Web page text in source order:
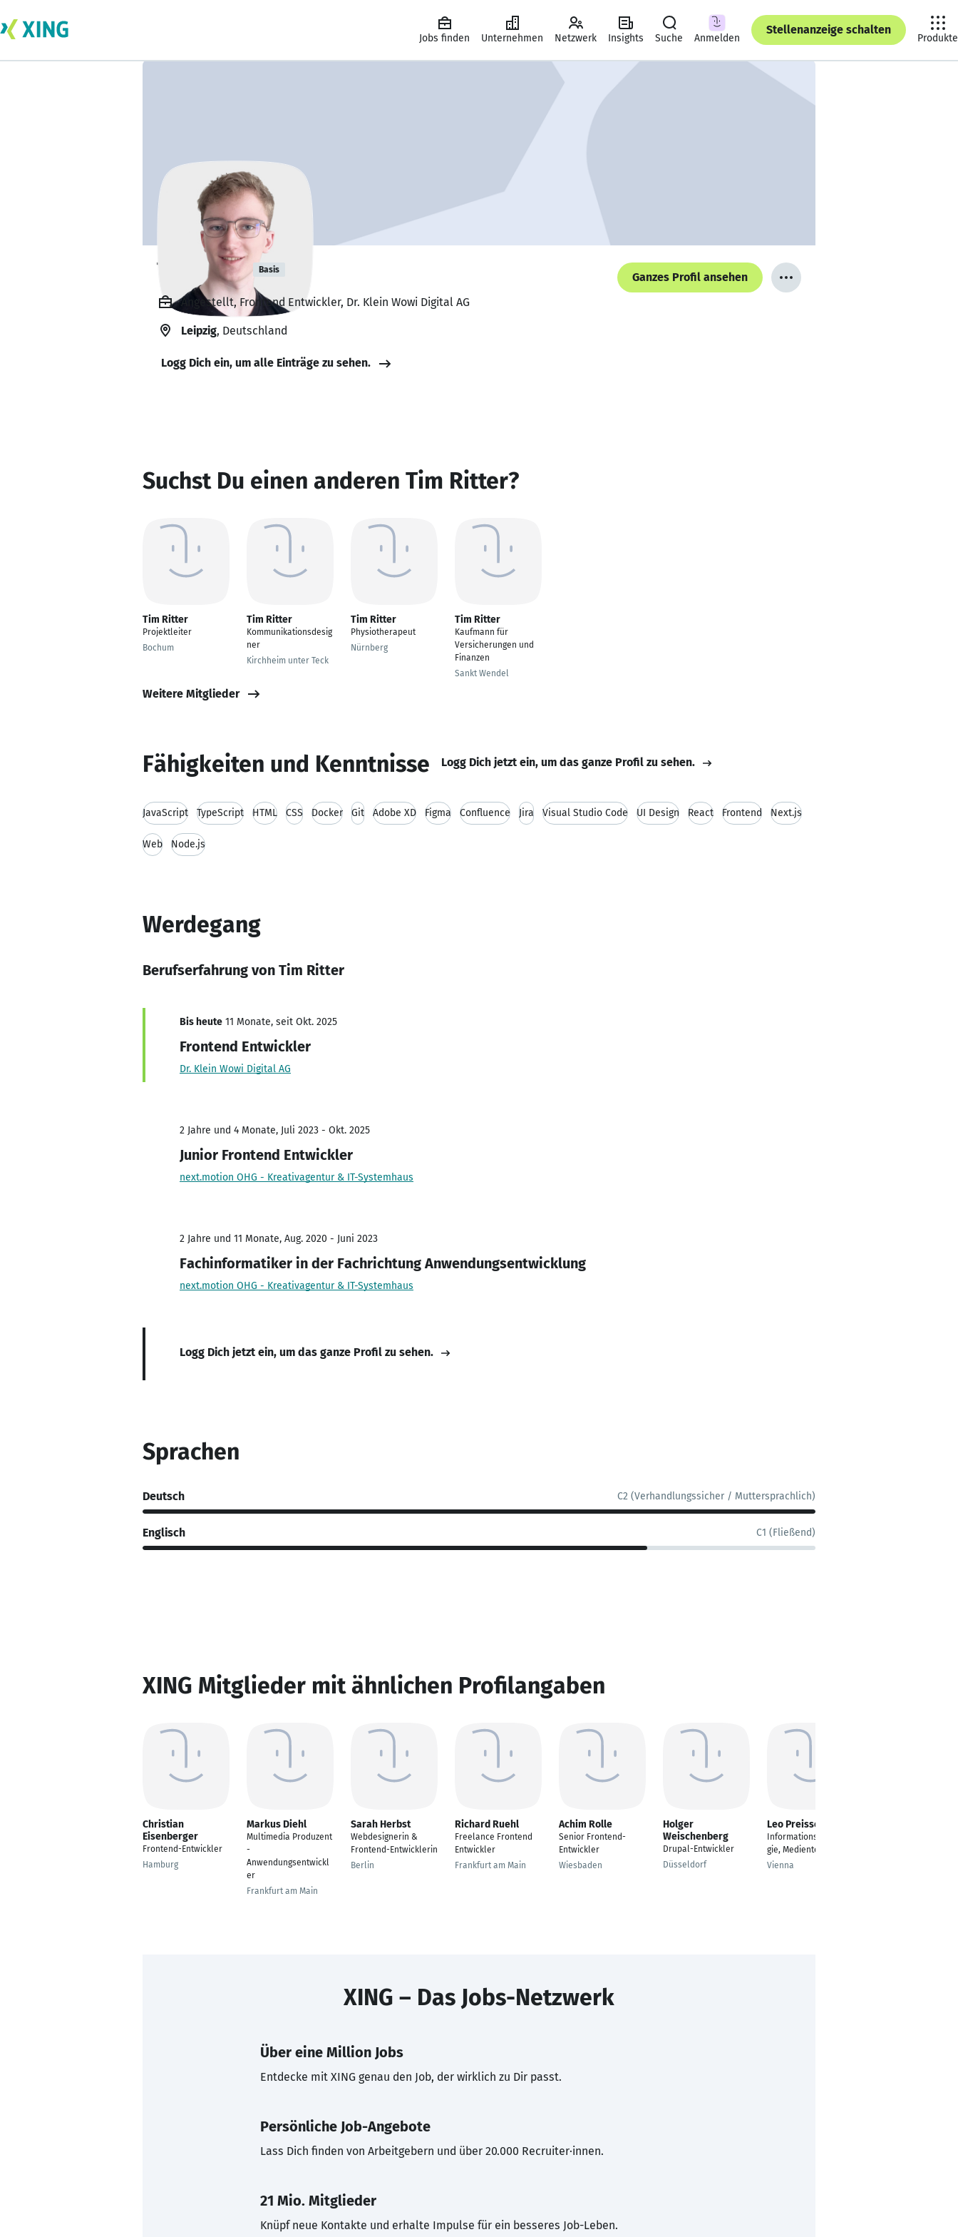
Jobs finden Unternehmen Netzwerk Insights Suche Anmelden
Stellenanzeige schalten
Produkte
Tim Ritter Basis
Ganzes Profil ansehen
Angestellt, Frontend Entwickler, Dr. Klein Wowi Digital AG
Leipzig, Deutschland
Logg Dich ein, um alle Einträge zu sehen.
Suchst Du einen anderen Tim Ritter?
Tim Ritter
Projektleiter
Bochum
Tim Ritter
Kommunikationsdesig
ner
Kirchheim unter Teck
Tim Ritter
Physiotherapeut
Nürnberg
Tim Ritter
Kaufmann für
Versicherungen und
Finanzen
Sankt Wendel
Weitere Mitglieder
Fähigkeiten und Kenntnisse Logg Dich jetzt ein, um das ganze Profil zu sehen.
JavaScript TypeScript HTML CSS Docker Git Adobe XD Figma Confluence Jira Visual Studio Code UI Design React Frontend Next.js
Web Node.js
Werdegang
Berufserfahrung von Tim Ritter
Bis heute 11 Monate, seit Okt. 2025
Frontend Entwickler
Dr. Klein Wowi Digital AG
2 Jahre und 4 Monate, Juli 2023 - Okt. 2025
Junior Frontend Entwickler
next.motion OHG - Kreativagentur & IT-Systemhaus
2 Jahre und 11 Monate, Aug. 2020 - Juni 2023
Fachinformatiker in der Fachrichtung Anwendungsentwicklung
next.motion OHG - Kreativagentur & IT-Systemhaus
Logg Dich jetzt ein, um das ganze Profil zu sehen.
Sprachen
Deutsch C2 (Verhandlungssicher / Muttersprachlich)
Englisch C1 (Fließend)
XING Mitglieder mit ähnlichen Profilangaben
Christian
Eisenberger
Frontend-Entwickler
Hamburg
Markus Diehl
Multimedia Produzent
-
Anwendungsentwickl
er
Frankfurt am Main
Sarah Herbst
Webdesignerin &
Frontend-Entwicklerin
Berlin
Richard Ruehl
Freelance Frontend
Entwickler
Frankfurt am Main
Achim Rolle
Senior Frontend-
Entwickler
Wiesbaden
Holger
Weischenberg
Drupal-Entwickler
Düsseldorf
Leo Preissegger
Informationstechnolo
gie, Medientechnik
Vienna
XING – Das Jobs-Netzwerk
Über eine Million Jobs
Entdecke mit XING genau den Job, der wirklich zu Dir passt.
Persönliche Job-Angebote
Lass Dich finden von Arbeitgebern und über 20.000 Recruiter·innen.
21 Mio. Mitglieder
Knüpf neue Kontakte und erhalte Impulse für ein besseres Job-Leben.